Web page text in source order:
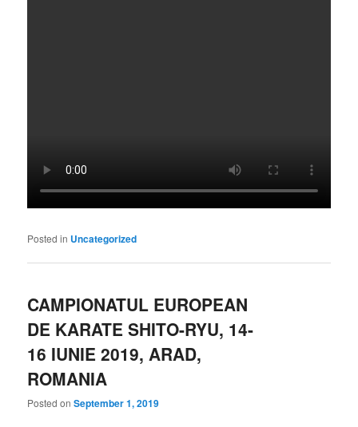
Posted in Uncategorized
CAMPIONATUL EUROPEAN
DE KARATE SHITO-RYU, 14-
16 IUNIE 2019, ARAD,
ROMANIA
Posted onSeptember 1, 2019